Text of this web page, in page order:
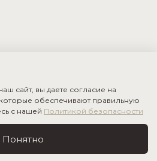
РОЗА
5 500 ₽
сайт, вы даете согласие на
обеспечивают правильную
с нашей Политикой безопасности
Понятно